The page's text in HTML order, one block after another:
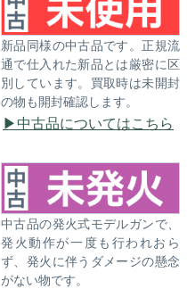
新品同様の中古品です。正規流
通で仕入れた新品とは厳密に区
別しています。買取時は未開封
の物も開封確認します。
中古品についてはこちら
中古品の発火式モデルガンで、
発火動作が一度も行われおら
ず、発火に伴うダメージの懸念
がない物です。